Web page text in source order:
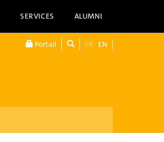
SERVICES ALUMNI
Portail FR EN